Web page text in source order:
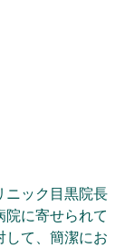
ニック目黒院長
院に寄せられて
して、簡潔にお